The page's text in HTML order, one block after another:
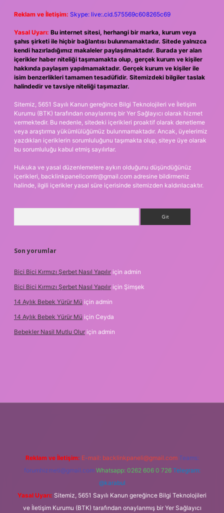
Reklam ve İletişim: Skype: live:.cid.575569c608265c69
Yasal Uyarı: Bu internet sitesi, herhangi bir marka, kurum veya
şahıs şirketi ile hiçbir bağlantısı bulunmamaktadır. Sitede yalnızca
kendi hazırladığımız makaleler paylaşılmaktadır. Burada yer alan
içerikler haber niteliği taşımamakta olup, gerçek kurum ve kişiler
hakkında paylaşım yapılmamaktadır. Gerçek kurum ve kişiler ile
isim benzerlikleri tamamen tesadüfidir. Sitemizdeki bilgiler taslak
halindedir ve tavsiye niteliği taşımazlar.
Sitemiz, 5651 Sayılı Kanun gereğince Bilgi Teknolojileri ve İletişim
Kurumu (BTK) tarafından onaylanmış bir Yer Sağlayıcı olarak hizmet
vermektedir. Bu nedenle, sitedeki içerikleri proaktif olarak denetleme
veya araştırma yükümlülüğümüz bulunmamaktadır. Ancak, üyelerimiz
yazdıkları içeriklerin sorumluluğunu taşımakta olup, siteye üye olarak
bu sorumluluğu kabul etmiş sayılırlar.
Hukuka ve yasal düzenlemelere aykırı olduğunu düşündüğünüz
içerikleri, backlinkpanelicomtr@gmail.com adresine bildirmeniz
halinde, ilgili içerikler yasal süre içerisinde sitemizden kaldırılacaktır.
Son yorumlar
Bici Bici Kırmızı Şerbet Nasıl Yapılır için admin
Bici Bici Kırmızı Şerbet Nasıl Yapılır için Şimşek
14 Aylık Bebek Yürür Mü için admin
14 Aylık Bebek Yürür Mü için Ceyda
Bebekler Nasil Mutlu Olur için admin
Reklam ve İletişim: E-mail: backlinkpaneli@gmail.com Teams:
forumhizmeti@gmail.com Whatsapp: 0262 606 0 726 Telegram:
@karabul
Yasal Uyarı: Sitemiz, 5651 Sayılı Kanun gereğince Bilgi Teknolojileri
ve İletişim Kurumu (BTK) tarafından onaylanmış bir Yer Sağlayıcı